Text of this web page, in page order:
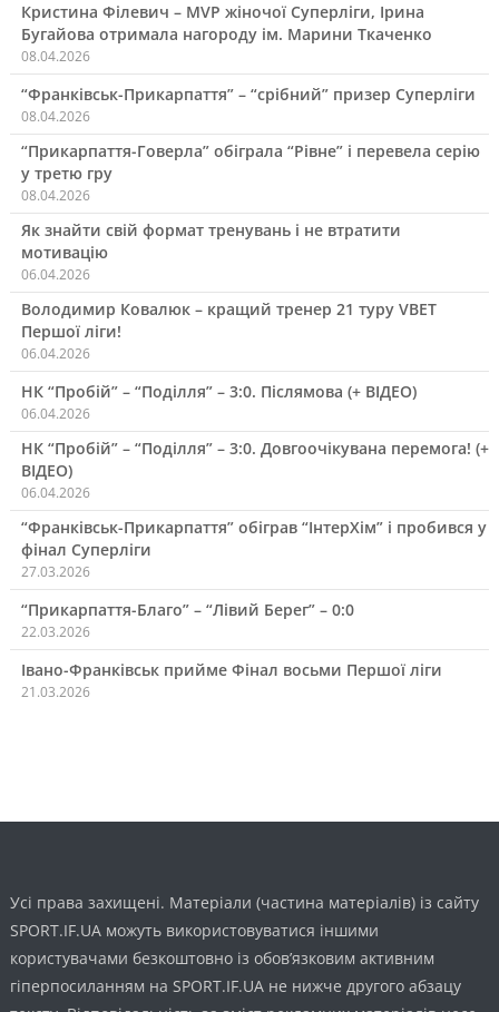
Кристина Філевич – MVP жіночої Суперліги, Ірина
Бугайова отримала нагороду ім. Марини Ткаченко
08.04.2026
“Франківськ-Прикарпаття” – “срібний” призер Суперліги
08.04.2026
“Прикарпаття-Говерла” обіграла “Рівне” і перевела серію
у третю гру
08.04.2026
Як знайти свій формат тренувань і не втратити
мотивацію
06.04.2026
Володимир Ковалюк – кращий тренер 21 туру VBET
Першої ліги!
06.04.2026
НК “Пробій” – “Поділля” – 3:0. Післямова (+ ВІДЕО)
06.04.2026
НК “Пробій” – “Поділля” – 3:0. Довгоочікувана перемога! (+
ВІДЕО)
06.04.2026
“Франківськ-Прикарпаття” обіграв “ІнтерХім” і пробився у
фінал Суперліги
27.03.2026
“Прикарпаття-Благо” – “Лівий Берег” – 0:0
22.03.2026
Івано-Франківськ прийме Фінал восьми Першої ліги
21.03.2026
Усі права захищені. Матеріали (частина матеріалів) із сайту
SPORT.IF.UA можуть використовуватися іншими
користувачами безкоштовно із обов’язковим активним
гіперпосиланням на SPORT.IF.UA не нижче другого абзацу